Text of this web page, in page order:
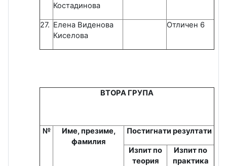
Костадинова
27. Елена Виденова
Киселова
Отличен 6
ВТОРА ГРУПА
№
Име, презиме,
фамилия
Постигнати резултати
Изпит по
теория
Изпит по
практика